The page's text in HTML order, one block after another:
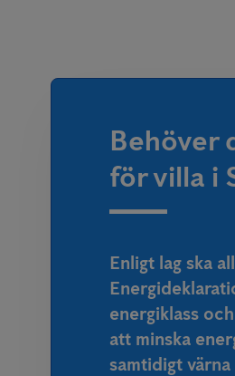
Behöver
för villa i
Enligt lag ska
energiklass
att minska
samtidigt